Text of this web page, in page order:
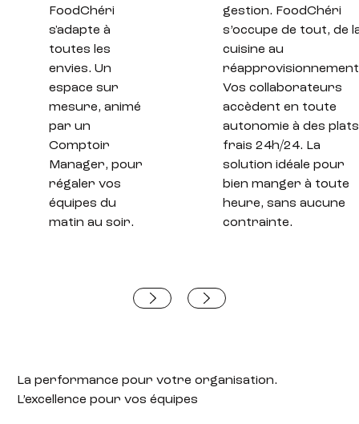
FoodChéri
s'adapte à
toutes les
envies. Un
espace sur
mesure, animé
par un
Comptoir
Manager, pour
régaler vos
équipes du
matin au soir.
gestion. FoodChéri
s’occupe de tout, de
cuisine au
Vos collaborateurs
accèdent en toute
autonomie à des plats
frais 24h/24. La
solution idéale pour
bien manger à toute
heure, sans aucune
contrainte.
La performance pour votre organisation.
L’excellence pour vos équipes